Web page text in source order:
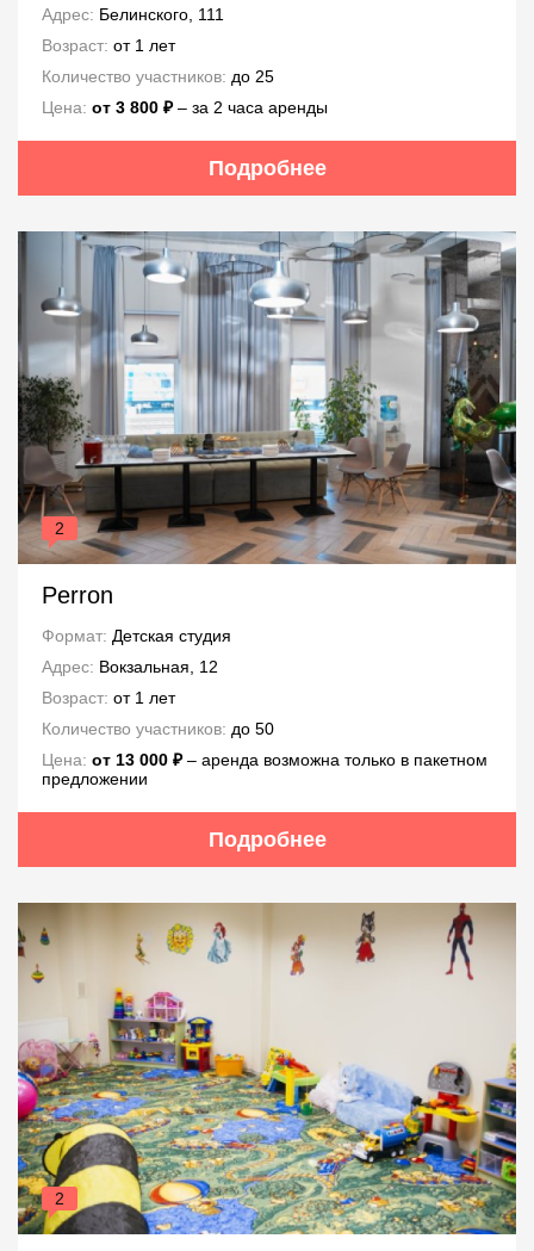
Адрес: Белинского, 111
Возраст: от 1 лет
Количество участников: до 25
Цена: от 3 800 ₽– за 2 часа аренды
Подробнее
2
Perron
Формат: Детская студия
Адрес: Вокзальная, 12
Возраст: от 1 лет
Количество участников: до 50
Цена: от 13 000 ₽‒ аренда возможна только в пакетном
предложении
Подробнее
2